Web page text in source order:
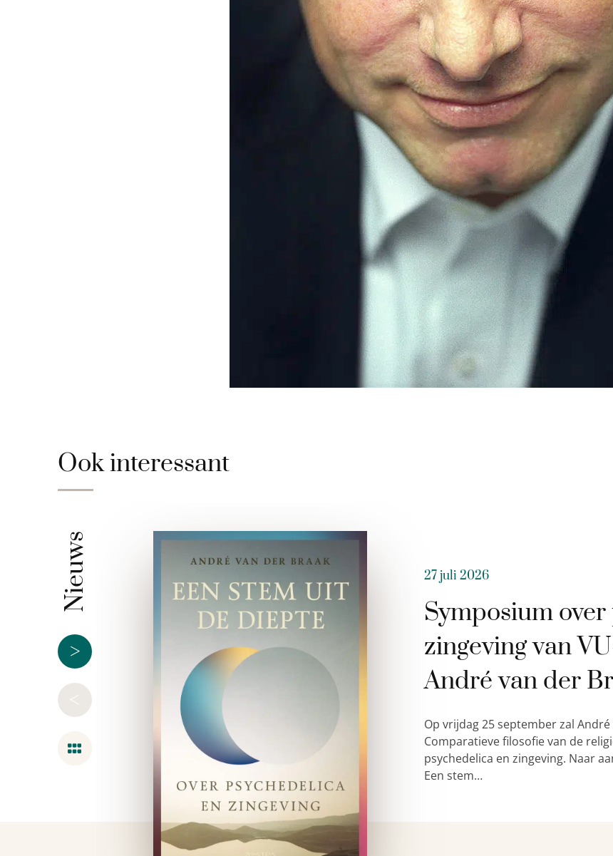
Ook interessant
Nieuws
>
<
27 juli 2026
Symposium
zingeving van
André van der
Op vrijdag 25 september zal
Comparatieve filosofie van de
psychedelica en zingeving. Naar
Een stem…